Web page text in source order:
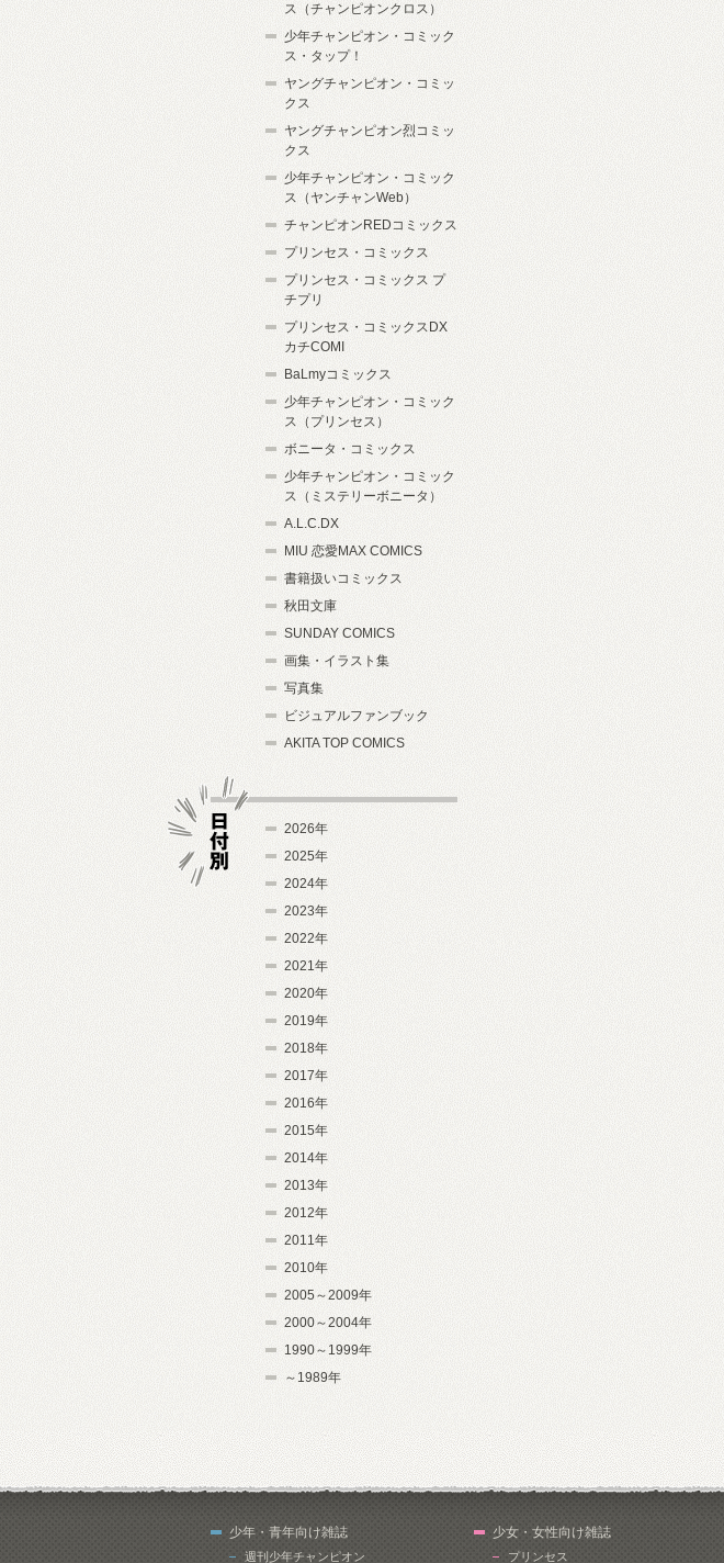
ス（チャンピオンクロス）
少年チャンピオン・コミック
ス・タップ！
ヤングチャンピオン・コミッ
クス
ヤングチャンピオン烈コミッ
クス
少年チャンピオン・コミック
ス（ヤンチャンWeb）
チャンピオンREDコミックス
プリンセス・コミックス
プリンセス・コミックス プ
チプリ
プリンセス・コミックスDX
カチCOMI
BaLmyコミックス
少年チャンピオン・コミック
ス（プリンセス）
ボニータ・コミックス
少年チャンピオン・コミック
ス（ミステリーボニータ）
A.L.C.DX
MIU 恋愛MAX COMICS
書籍扱いコミックス
秋田文庫
SUNDAY COMICS
画集・イラスト集
写真集
ビジュアルファンブック
AKITA TOP COMICS
2026年
2025年
2024年
2023年
2022年
2021年
2020年
2019年
2018年
2017年
2016年
2015年
2014年
2013年
2012年
2011年
2010年
2005～2009年
2000～2004年
1990～1999年
～1989年
少年・青年向け雑誌
週刊少年チャンピオン
少女・女性向け雑誌
プリンセス